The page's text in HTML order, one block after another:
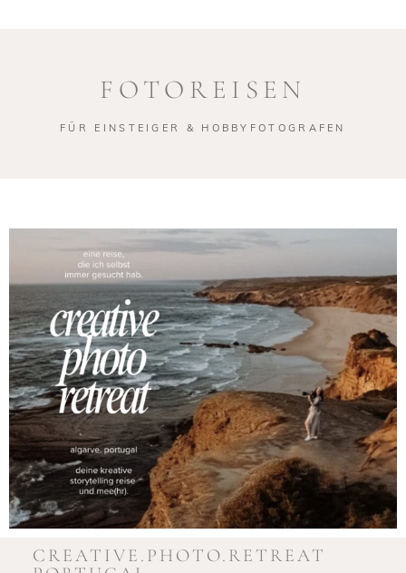
FOTOREISEN
FÜR EINSTEIGER & HOBBYFOTOGRAFEN
CREATIVE.PHOTO.RETREAT